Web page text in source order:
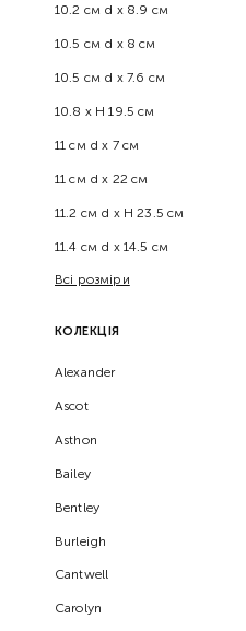
10.2 см d x 8.9 см
10.5 см d x 8 см
10.5 см d x 7.6 см
10.8 x H 19.5 см
11 см d x 7 см
11 см d х 22 см
11.2 см d x H 23.5 см
11.4 см d x 14.5 cм
Всі розміри
КОЛЕКЦІЯ
Alexander
Ascot
Asthon
Bailey
Bentley
Burleigh
Cantwell
Carolyn